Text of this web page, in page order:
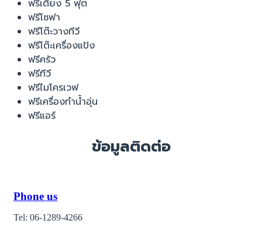
ฟรีเตียง 5 ฟุต
ฟรีโซฟา
ฟรีโต๊ะวางทีวี
ฟรีโต๊ะเครื่องแป้ง
ฟรีครัว
ฟรีทีวี
ฟรีไมโครเวฟ
ฟรีเครื่องทำน้ำอุ่น
ฟรีแอร์
ข้อมูลติดต่อ
Phone us
Tel: 06-1289-4266